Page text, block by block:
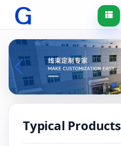
Typical Products